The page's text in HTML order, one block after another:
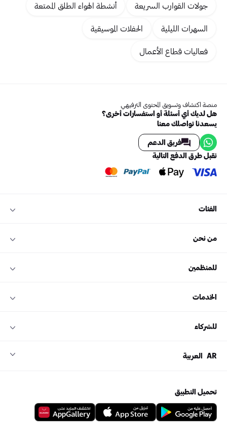
جولات القوارب السريعة أنشطة الهواء الطلق الممتعة
السهرات الليلية الحفلات الموسيقية
فعاليات قطاع الأعمال
منصة اكتشاف وتسويق المحتوى الترفيهي
هل لديك أي أسئلة أو استفسارات أخرى؟
يسعدنا تواصلك معنا
فريق الدعم
نقبل طرق الدفع التالية
الفئات
من نحن
للمنظمين
الخدمات
للشركاء
AR العربية
تحميل التطبيق